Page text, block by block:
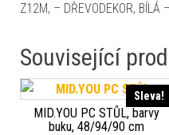
Z12M, – DŘEVODEKOR,
Související
Sleva!
MID.YOU PC STŮL, barvy
buku, 48/94/90 cm